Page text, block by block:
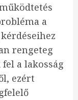
a
rengeteg
a lakosság
ezért